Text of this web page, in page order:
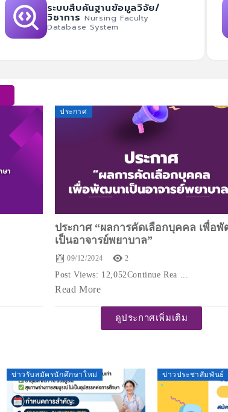
ระบบสืบค้นฐานข้อมูลวิจัย/
วิชาการ Nursing Faculty
Database System
ประกาศ
ประกาศ “ผลการคัดเลือกบุคคล เพื่อ
เป็นอาจารย์พยาบาล”
09/12/2024 2
Post Views: 12,052Continue Rea ...
Read More
ดูประกาศเพิ่มเติม
ข่าวรับสมัครนักศึกษาใหม่ ข่าวประชาสัมพันธ์